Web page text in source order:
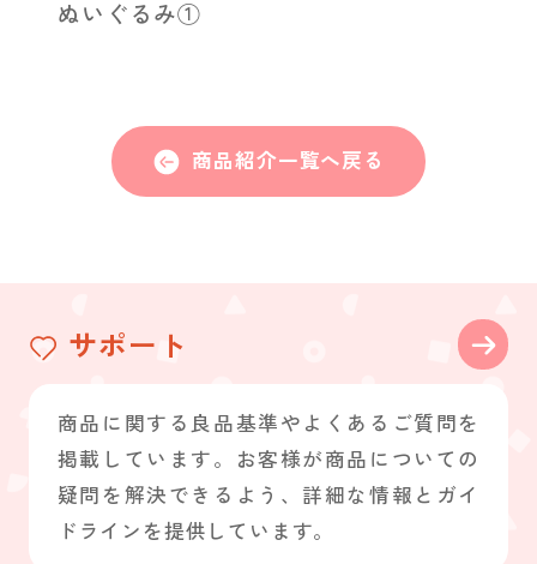
ぬいぐるみ①
商品紹介一覧へ戻る
サポート
商品に関する良品基準やよくあるご質問を
掲載しています。お客様が商品についての
疑問を解決できるよう、詳細な情報とガイ
ドラインを提供しています。